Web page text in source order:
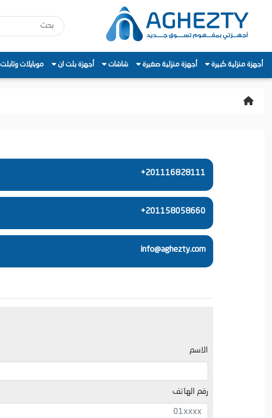
أجهزة منزلية كبيرة أجهزة منزلية صغيرة شاشات أجهزة بلت ان موبايلات وتابلت
+201116828111
+201158058660
info@aghezty.com
الاسم
رقم الهاتف